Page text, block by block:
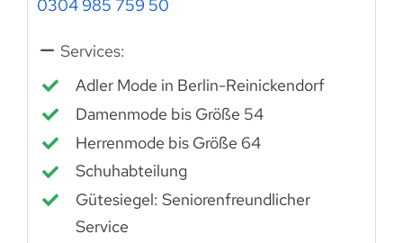
0304 985 759 50
Services:
Adler Mode in Berlin-Reinickendorf
Damenmode bis Größe 54
Herrenmode bis Größe 64
Schuhabteilung
Gütesiegel: Seniorenfreundlicher
Service